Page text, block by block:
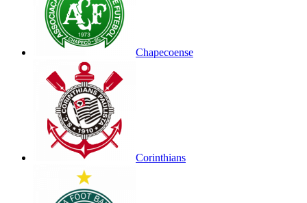
Chapecoense
Corinthians